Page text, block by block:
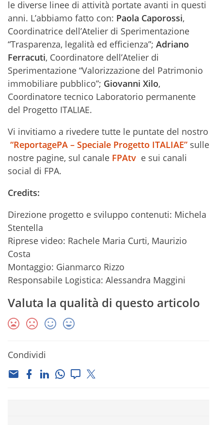
le diverse linee di attività portate avanti in questi
anni. L’abbiamo fatto con: Paola Caporossi,
Coordinatrice dell’Atelier di Sperimentazione
“Trasparenza, legalità ed efficienza”; Adriano
Ferracuti, Coordinatore dell’Atelier di
Sperimentazione “Valorizzazione del Patrimonio
immobiliare pubblico”; Giovanni Xilo,
Coordinatore tecnico Laboratorio permanente
del Progetto ITALIAE.
Vi invitiamo a rivedere tutte le puntate del nostro
“ReportagePA – Speciale Progetto ITALIAE” sulle
nostre pagine, sul canale FPAtv e sui canali
social di FPA.
Credits:
Direzione progetto e sviluppo contenuti: Michela
Stentella
Riprese video: Rachele Maria Curti, Maurizio
Costa
Montaggio: Gianmarco Rizzo
Responsabile Logistica: Alessandra Maggini
Valuta la qualità di questo articolo
Condividi